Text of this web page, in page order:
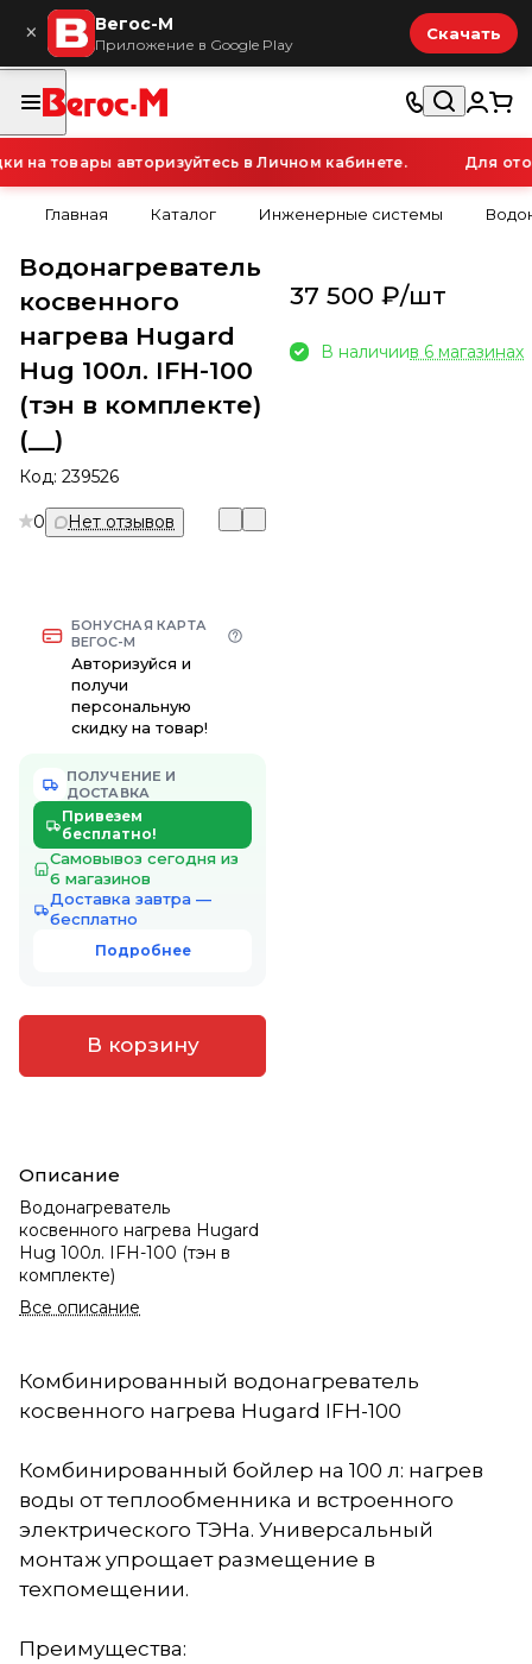
× Вегос-М
Приложение в Google Play
Скачать
товары авторизуйтесь в Личном кабинете. Для
Главная Каталог Инженерные системы
Водонагреватель
косвенного
нагрева Hugard
Hug 100л. IFH-100
(тэн в комплекте)
(__)
Код: 239526
0 Нет отзывов
БОНУСНАЯ КАРТА
ВЕГОС-М
Авторизуйся и
получи
персональную
скидку на товар!
ПОЛУЧЕНИЕ И
ДОСТАВКА
Привезем
бесплатно!
Самовывоз сегодня из
6 магазинов
Доставка завтра —
бесплатно
Подробнее
В корзину
Описание
Водонагреватель
косвенного нагрева Hugard
Hug 100л. IFH-100 (тэн в
комплекте)
Все описание
37 500 ₽/шт
В наличиив 6 магазинах
Комбинированный водонагреватель
косвенного нагрева Hugard IFH-100
Комбинированный бойлер на 100 л: нагрев
воды от теплообменника и встроенного
электрического ТЭНа. Универсальный
монтаж упрощает размещение в
техпомещении.
Преимущества: